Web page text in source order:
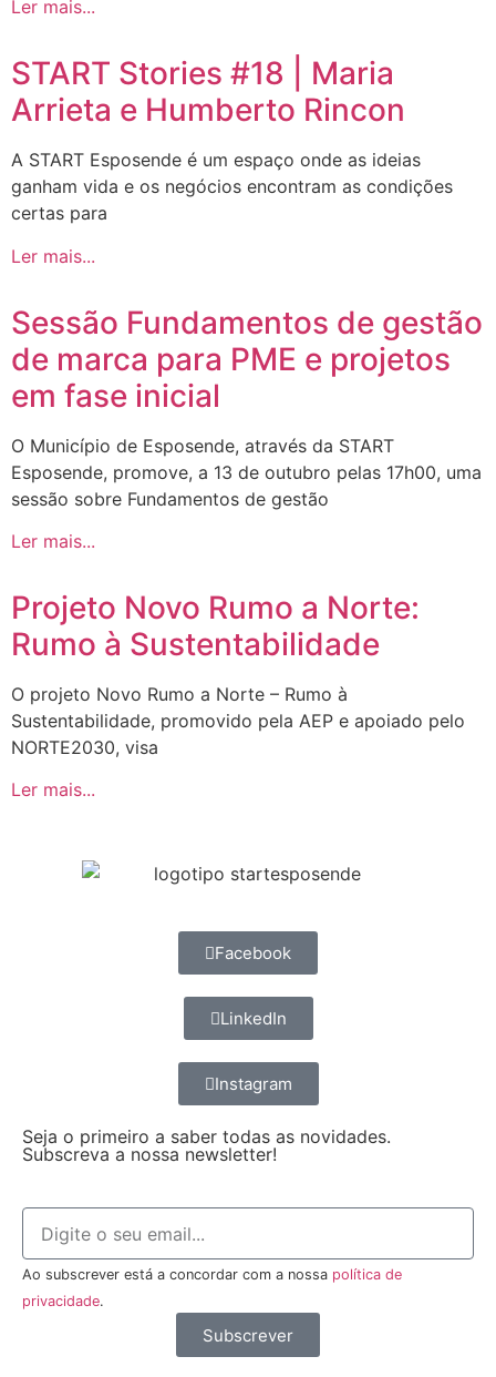
Ler mais...
START Stories #18 | Maria
Arrieta e Humberto Rincon
A START Esposende é um espaço onde as ideias
ganham vida e os negócios encontram as condições
certas para
Ler mais...
Sessão Fundamentos de gestão
de marca para PME e projetos
em fase inicial
O Município de Esposende, através da START
Esposende, promove, a 13 de outubro pelas 17h00, uma
sessão sobre Fundamentos de gestão
Ler mais...
Projeto Novo Rumo a Norte:
Rumo à Sustentabilidade
O projeto Novo Rumo a Norte – Rumo à
Sustentabilidade, promovido pela AEP e apoiado pelo
NORTE2030, visa
Ler mais...
Facebook
LinkedIn
Instagram
Seja o primeiro a saber todas as novidades.
Subscreva a nossa newsletter!
Ao subscrever está a concordar com a nossa política de
privacidade.
Subscrever